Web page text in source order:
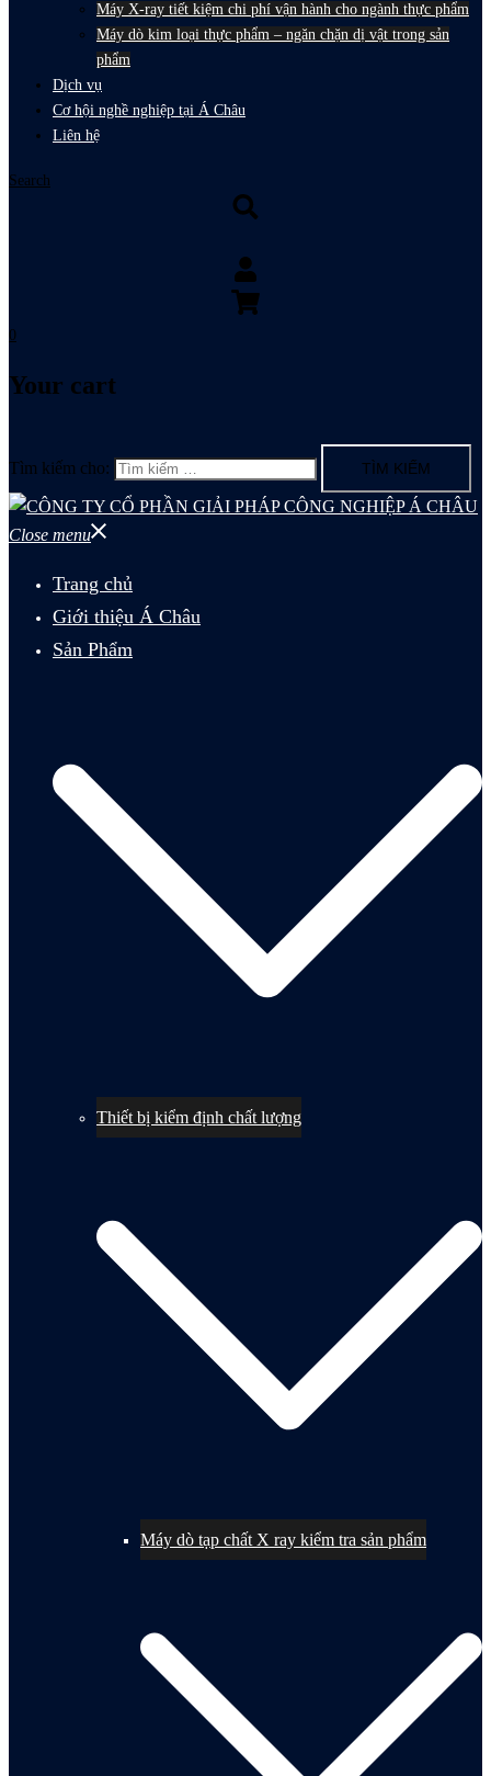
Máy X-ray tiết kiệm chi phí vận hành cho ngành thực phẩm
Máy dò kim loại thực phẩm – ngăn chặn dị vật trong sản
phẩm
Dịch vụ
Cơ hội nghề nghiệp tại Á Châu
Liên hệ
Search
0
Your cart
Tìm kiếm cho:
Close menu
Trang chủ
Giới thiệu Á Châu
Sản Phẩm
Thiết bị kiểm định chất lượng
Máy dò tạp chất X ray kiểm tra sản phẩm